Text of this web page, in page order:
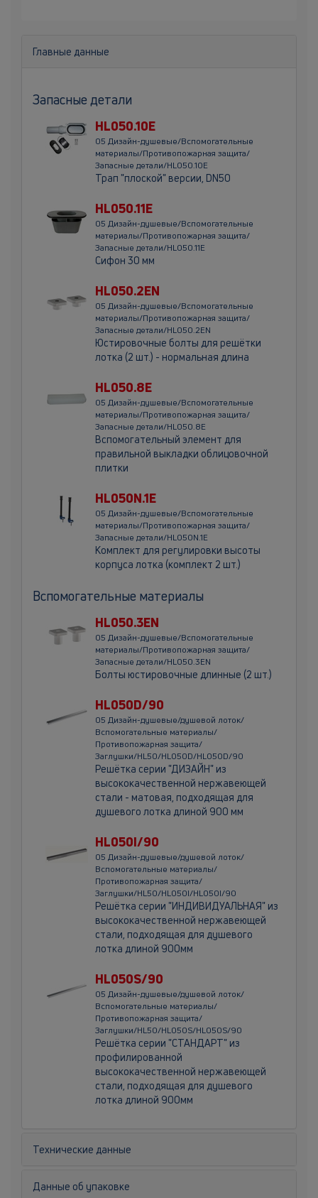
Главные данные
Запасные детали
HL050.10E
05 Дизайн-душевые/Вспомогательные
материалы/Противопожарная защита/
Запасные детали/HL050.10E
Трап "плоской" версии, DN50
HL050.11E
05 Дизайн-душевые/Вспомогательные
материалы/Противопожарная защита/
Запасные детали/HL050.11E
Сифон 30 мм
HL050.2EN
05 Дизайн-душевые/Вспомогательные
материалы/Противопожарная защита/
Запасные детали/HL050.2EN
Юстировочные болты для решётки
лотка (2 шт.) - нормальная длина
HL050.8E
05 Дизайн-душевые/Вспомогательные
материалы/Противопожарная защита/
Запасные детали/HL050.8E
Вспомогательный элемент для
правильной выкладки облицовочной
плитки
HL050N.1E
05 Дизайн-душевые/Вспомогательные
материалы/Противопожарная защита/
Запасные детали/HL050N.1E
Комплект для регулировки высоты
корпуса лотка (комплект 2 шт.)
Вспомогательные материалы
HL050.3EN
05 Дизайн-душевые/Вспомогательные
материалы/Противопожарная защита/
Запасные детали/HL050.3EN
Болты юстировочные длинные (2 шт.)
HL050D/90
05 Дизайн-душевые/душевой лоток/
Вспомогательные материалы/
Противопожарная защита/
Заглушки/HL50/HL050D/HL050D/90
Решётка серии "ДИЗАЙН" из
высококачественной нержавеющей
стали - матовая, подходящая для
душевого лотка длиной 900 мм
HL050I/90
05 Дизайн-душевые/душевой лоток/
Вспомогательные материалы/
Противопожарная защита/
Заглушки/HL50/HL050I/HL050I/90
Решётка серии "ИНДИВИДУАЛЬНАЯ" из
высококачественной нержавеющей
стали, подходящая для душевого
лотка длиной 900мм
HL050S/90
05 Дизайн-душевые/душевой лоток/
Вспомогательные материалы/
Противопожарная защита/
Заглушки/HL50/HL050S/HL050S/90
Решётка серии "СТАНДАРТ" из
профилированной
высококачественной нержавеющей
стали, подходящая для душевого
лотка длиной 900мм
Технические данные
Данные об упаковке